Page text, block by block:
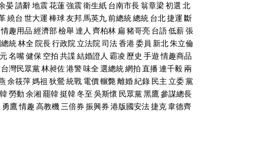
晏請辭地震花蓮強震衛生紙台南市長翁章梁初選北
繞台 世大運棒球友邦馬英九前總統總統台北捷運 斷
情趣用品經濟部檢舉達人 齊柏林 扁豬哥亮台語低薪張
統林全 院長行政院立法院司法香港委員 新北朱立倫
名嘴健保空拍共諜結婚證人 霸凌 歷史 手遊情趣商品
台灣民眾黨林昶佐港警味全選總統網拍直播連千毅兩
余筱萍媽祖 狄鶯統戰電價輾斃離婚紀錄民主 立委黨
勞動余湘罷韓挺韓冬至吳斯懷 民眾黨黑鷹參謀總長
勇鷹情趣高教機三倍券振興券港版國安法捷克韋德齊